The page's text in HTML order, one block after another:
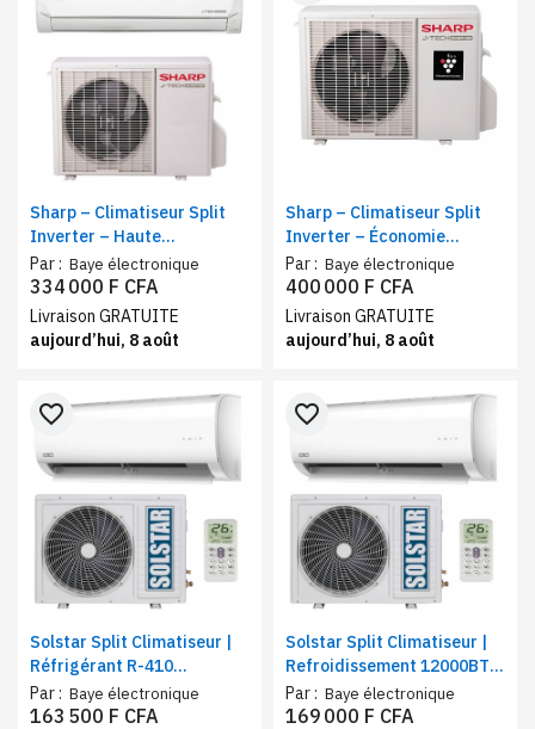
Sharp – Climatiseur Split
Inverter – Haute
performance – Gaz R32 –
18000 BTU
Par : Baye électronique
334 000 F CFA
Livraison GRATUITE
aujourd’hui, 8 août
Sharp – Climatiseur Split
Inverter – Économie
d’énergie – Gaz R32 –
24000 BTU
Par : Baye électronique
400 000 F CFA
Livraison GRATUITE
aujourd’hui, 8 août
Solstar Split Climatiseur |
Réfrigérant R-410
Refroidissement efficace |
9000 BTU
Par : Baye électronique
favorite_border
163 500 F CFA
Solstar Split Climatiseur |
Refroidissement 12000BTU
, rapide et économique, R-
410
Par : Baye électronique
favorite_border
169 000 F CFA